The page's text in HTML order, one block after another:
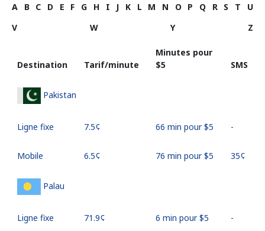
A B C D E F G H I J K L M N O P Q R S T
U
V
W Y Z
Destination Tarif/minute
Minutes pour
⁦$5⁩
SMS
Pakistan
Ligne fixe ⁦7.5¢⁩ 66 min pour ⁦$5⁩ -
Mobile ⁦6.5¢⁩ 76 min pour ⁦$5⁩ ⁦35¢⁩
Palau
Ligne fixe ⁦71.9¢⁩ 6 min pour ⁦$5⁩ -